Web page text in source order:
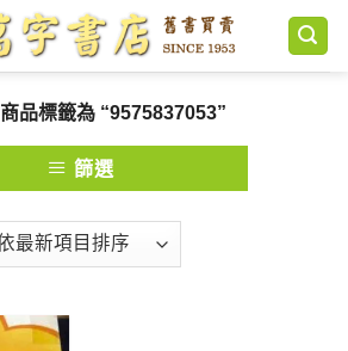
商品標籤為 “9575837053”
篩選